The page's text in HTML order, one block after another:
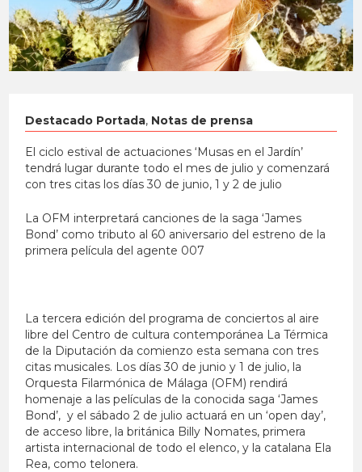
Destacado Portada, Notas de prensa
El ciclo estival de actuaciones ‘Musas en el Jardín’
tendrá lugar durante todo el mes de julio y comenzará
con tres citas los días 30 de junio, 1 y 2 de julio
La OFM interpretará canciones de la saga ‘James
Bond’ como tributo al 60 aniversario del estreno de la
primera película del agente 007
La tercera edición del programa de conciertos al aire
libre del Centro de cultura contemporánea La Térmica
de la Diputación da comienzo esta semana con tres
citas musicales. Los días 30 de junio y 1 de julio, la
Orquesta Filarmónica de Málaga (OFM) rendirá
homenaje a las películas de la conocida saga ‘James
Bond’, y el sábado 2 de julio actuará en un ‘open day’,
de acceso libre, la británica Billy Nomates, primera
artista internacional de todo el elenco, y la catalana Ela
Rea, como telonera.